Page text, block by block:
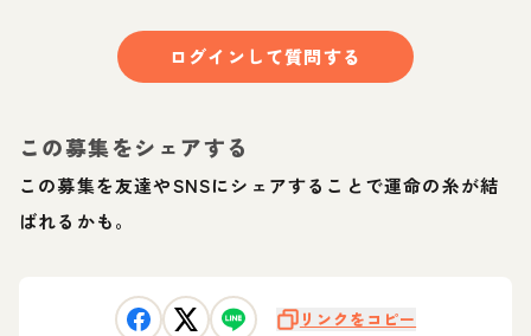
ログインして質問する
この募集をシェアする
この募集を友達やSNSにシェアすることで運命の糸が結
ばれるかも。
リンクをコピー